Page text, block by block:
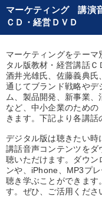
mic 講演収録物を探す
ます
カテゴリー
優秀各社の智恵と戦略
若手異才経営者の発想
リーダーの器量を学ぶ
マーケティング 講演
ＣＤ・経営ＤＶＤ
マーケティングをテー
タル版教材・経営講話Ｃ
酒井光雄氏、佐藤義典氏
通じてブランド戦略やデ
ム、製品開発、新事業、
など、中小企業のため
きます。下記より各講話
デジタル版は聴きたい時
講話音声コンテンツを
聴いただけます。ダウン
ンや、iPhone、MP3プ
聴き学ぶことができます
す。ぜひ、ご活用くださ